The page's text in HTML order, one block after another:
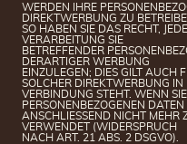
WERDEN IHRE
DIREKTWERBUNG ZU
SO HABEN SIE DAS RECHT,
VERARBEITUNG SIE
BETREFFENDER
DERARTIGER WERBUNG
EINZULEGEN; DIES GILT AUCH
SOLCHER DIREKTWERBUNG IN
VERBINDUNG STEHT. WENN
PERSONENBEZOGENEN DATEN
ANSCHLIESSEND NICHT MEHR
VERWENDET (WIDERSPRUCH
NACH ART. 21 ABS. 2 DSGVO).